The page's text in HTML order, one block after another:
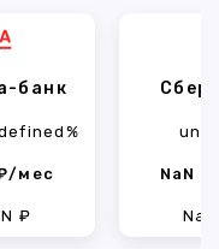
банк
мес
₽
NaN